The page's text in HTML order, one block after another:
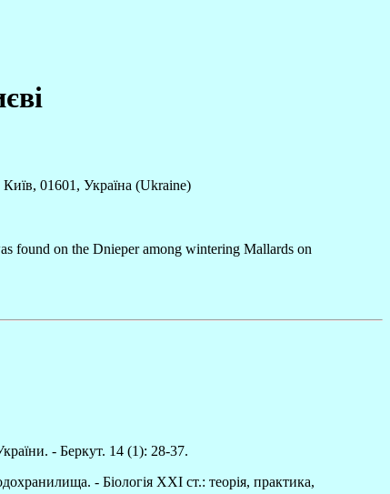
Київ, 01601, Україна (Ukraine)
found on the Dnieper among wintering Mallards on
- Беркут. 14 (1): 28-37.
- Біологія ХХІ ст.: теорія, практика,